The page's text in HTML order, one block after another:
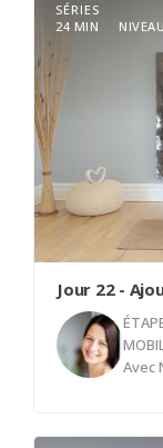
SÉRIES
24 MIN
Jour 22 -
Avec